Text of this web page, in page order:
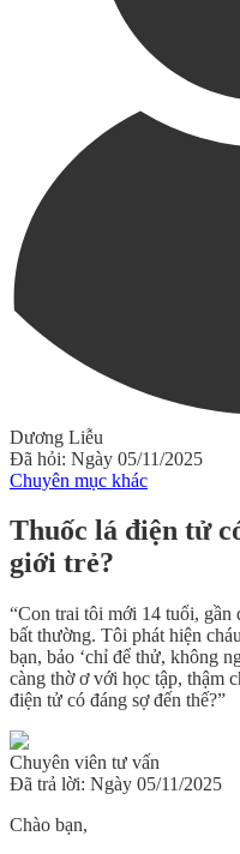
Dương Liễu
Đã hỏi: Ngày 05/11/2025
Chuyên mục khác
Thuốc lá điện tử
giới trẻ?
“Con trai tôi mới 14 tuổi, gần
bất thường. Tôi phát hiện
bạn, bảo ‘chỉ để thử, không
càng thờ ơ với học tập, thậm
điện tử có đáng sợ đến thế?”
Chuyên viên tư vấn
Đã trả lời: Ngày 05/11/2025
Chào bạn,